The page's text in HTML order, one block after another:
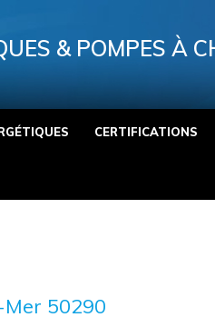
& POMPES À
CERTIFICATIONS
50290